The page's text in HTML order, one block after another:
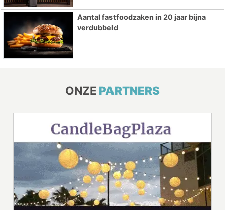
Aantal fastfoodzaken in 20 jaar bijna
verdubbeld
ONZE PARTNERS